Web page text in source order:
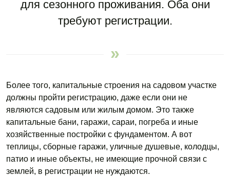
для сезонного проживания. Оба они
требуют регистрации.
Более того, капитальные строения на садовом участке
должны пройти регистрацию, даже если они не
являются садовым или жилым домом. Это также
капитальные бани, гаражи, сараи, погреба и иные
хозяйственные постройки с фундаментом. А вот
теплицы, сборные гаражи, уличные душевые, колодцы,
патио и иные объекты, не имеющие прочной связи с
землей, в регистрации не нуждаются.